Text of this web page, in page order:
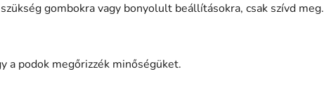
gombokra vagy bonyolult beállításokra, csak szívd meg.
a podok megőrizzék minőségüket.